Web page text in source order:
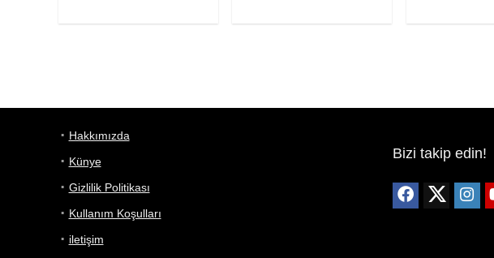
Hakkımızda
Künye
Gizlilik Politikası
Kullanım Koşulları
iletişim
Bizi takip edin!